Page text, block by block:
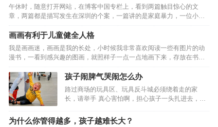
午休时，随意打开网站，在博客中国专栏上，看到两篇触目惊心的文
章，两篇都是描写发生在深圳的个案，一篇讲的是家庭暴力，一位小学
学生被父亲毒打，伤痕累累让人心酸不已；一篇是家庭惨剧，身为父亲
的男人，竟然在刹那间摔死一个还不足周岁的幼儿．．．饭咽不下去
了，半盒饭扔进茶水间的垃圾桶里。我的情绪自控能力，那怕心理学界
的朋友，也清楚是不错的，但是在此刻，我想冒火，对身边的同事说：
“你看看！这些人的心难道是铁做的吗？！”我知道，如果作为一个咨询
师，这样充满批判性的话，我不该说，可是，此刻，我不在咨询中，我
是一个…
画画有利于儿童健全人格
我是画画迷，画画是我的长处，小时候我非常喜欢阅读一些有图片的动
漫书，一看到感兴趣的图画，就照样子一点一点地画下来，存放在书本
里，有时候还会拿出来给爸爸妈妈他（她）们欣赏一下，他们都赞我画
得好，这让我对画画产生了浓厚地兴趣，自信心也增强了。有一次，我
在电视上看见一位叫齐白石的画家，他画得“虾”可棒了，就像真的一样，
我非常羡慕他，想和他那样当一名真正的大画家。我的心愿终于在上学
前班的时候实现了。那时候，奶奶告诉我：我是怎么出生的，又是怎样
一点一点长大的。让我明白爸爸妈妈爷爷奶奶是最爱我的亲人，是他
（…
孩子闹脾气哭闹怎么办
路过商场的玩具区、玩具反斗城必须绕着走的家
长，请举手 真心害怕啊，担心孩子一头扎进去，拉
闹。 而孩子的哭闹经常让家长陷入两难境地：坚持
为什么你管得越多，孩子越难长大？